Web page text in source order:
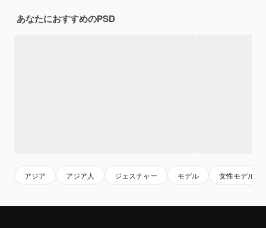
あなたにおすすめのPSD
アジア アジア人 ジェスチャー モデル 女性モデル